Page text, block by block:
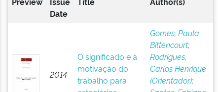
Date
2014
O significado e a
motivação do
trabalho para
Gomes, Paula
Bittencourt;
Rodrigues,
Carlos Henrique
(Orientador);